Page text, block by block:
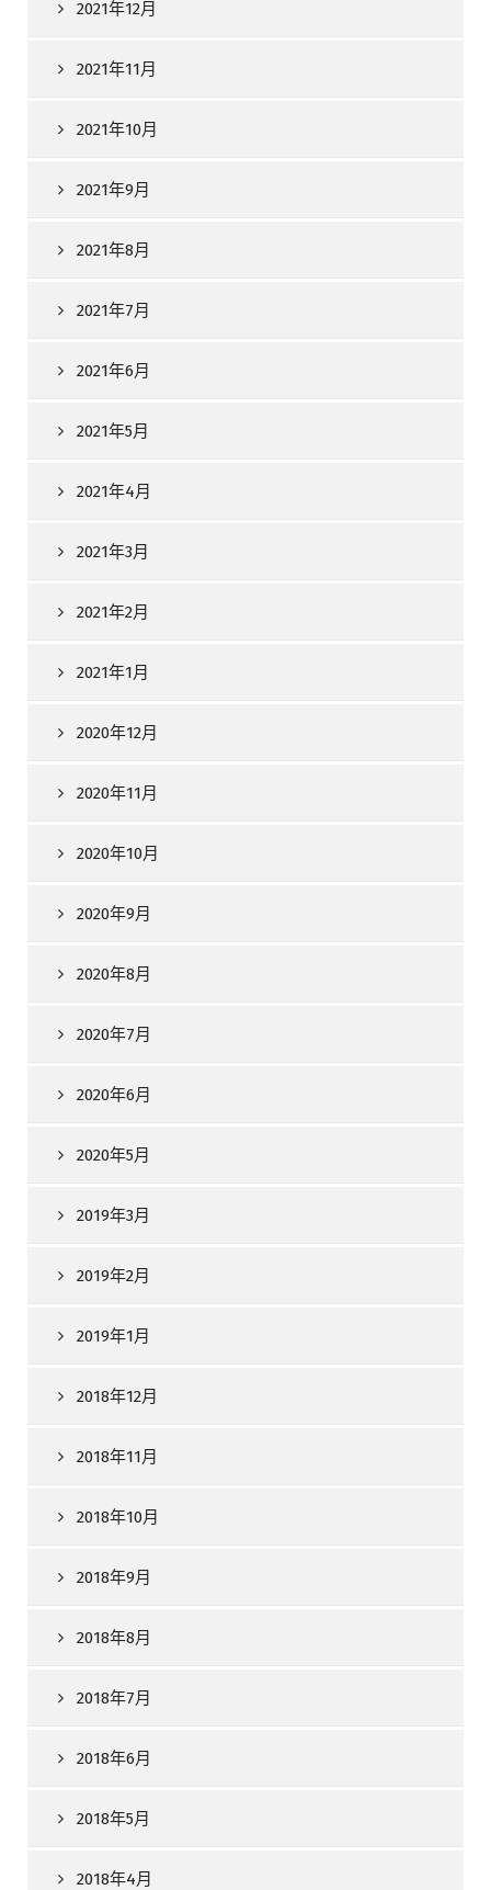
2021年12月
2021年11月
2021年10月
2021年9月
2021年8月
2021年7月
2021年6月
2021年5月
2021年4月
2021年3月
2021年2月
2021年1月
2020年12月
2020年11月
2020年10月
2020年9月
2020年8月
2020年7月
2020年6月
2020年5月
2019年3月
2019年2月
2019年1月
2018年12月
2018年11月
2018年10月
2018年9月
2018年8月
2018年7月
2018年6月
2018年5月
2018年4月